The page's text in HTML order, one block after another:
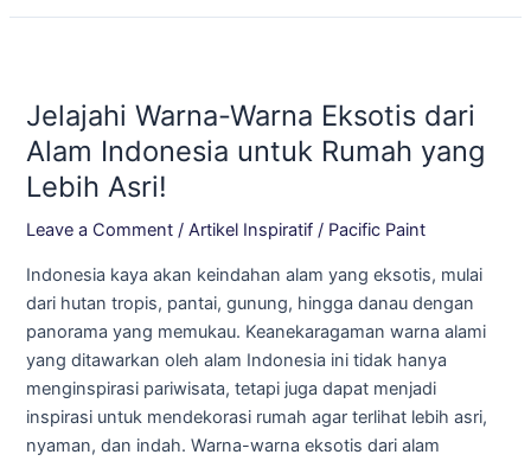
Jelajahi Warna-Warna Eksotis dari
Alam Indonesia untuk Rumah yang
Lebih Asri!
Leave a Comment /Artikel Inspiratif / Pacific Paint
Indonesia kaya akan keindahan alam yang eksotis, mulai
dari hutan tropis, pantai, gunung, hingga danau dengan
panorama yang memukau. Keanekaragaman warna alami
yang ditawarkan oleh alam Indonesia ini tidak hanya
menginspirasi pariwisata, tetapi juga dapat menjadi
inspirasi untuk mendekorasi rumah agar terlihat lebih asri,
nyaman, dan indah. Warna-warna eksotis dari alam
Warna
Eksotis
dari
Alam
Indonesia
Rumah
yang
Lebih
Asri!